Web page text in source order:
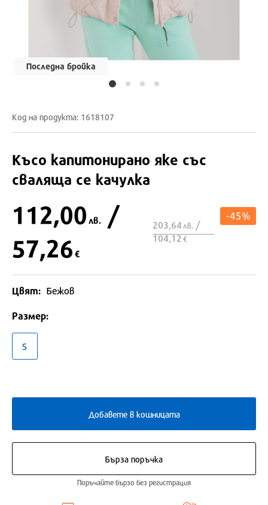
Последна бройка
Код на продукта: 1618107
Късо капитонирано яке със
сваляща се качулка
112,00 лв.
/
57,26 €
203,64лв. /
104,12€
-45%
Цвят: Бежов
Размер:
S
Добавете в кошницата
Бърза поръчка
Поръчайте бързо без регистрация